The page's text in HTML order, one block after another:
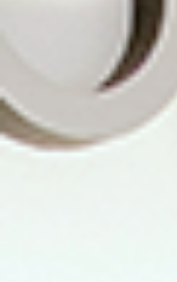
メルマ
receipt_long